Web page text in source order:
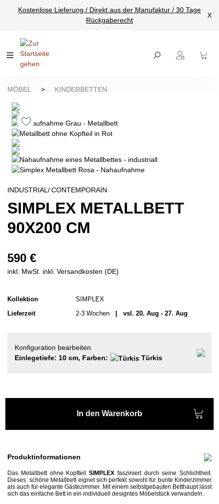
springen
Kostenlose Lieferung / Direkt aus der Manufaktur / 30 Tage
Rückgaberecht
X
MÖBEL > KINDERBETTEN
INDUSTRIAL/CONTEMPORAIN
SIMPLEX METALLBETT
90X200 CM
590 €
inkl. MwSt. inkl. Versandkosten (DE)
Kollektion
SIMPLEX
Lieferzeit
2-3 Wochen | vsl. 20. Aug - 27. Aug
Konfiguration bearbeiten
Einlegetiefe: 10 cm, Farben:
Türkis
In den Warenkorb
Produktinformationen
Das Metallbett ohne Kopfteil SIMPLEX fasziniert durch seine Schlichtheit.
Dieses schöne Metallbett eignet sich perfekt sowohl für bunte Kinderzimmer
als auch für elegante Gästezimmer. Mit einem selbstgebauten Betthaupt lässt
sich das einfache Bett in ein individuell designtes Möbelstück verwandeln.